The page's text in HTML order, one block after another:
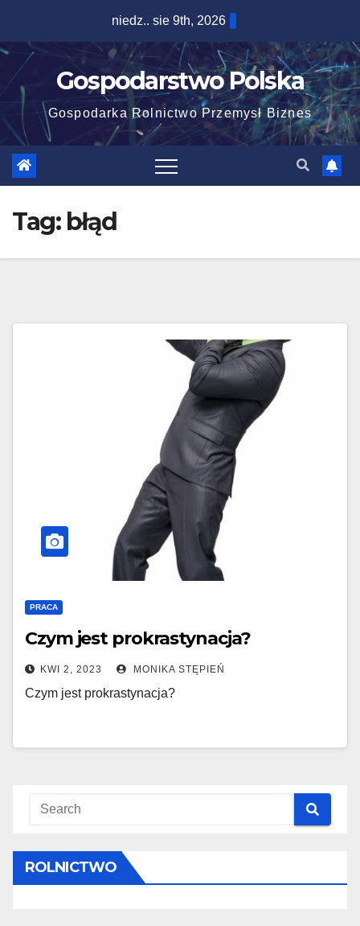
content
niedz.. sie 9th, 2026
Gospodarstwo Polska
Gospodarka Rolnictwo Przemysł Biznes
Tag: błąd
PRACA
Czym jest prokrastynacja?
KWI 2, 2023 MONIKA STĘPIEŃ
Czym jest prokrastynacja?
ROLNICTWO